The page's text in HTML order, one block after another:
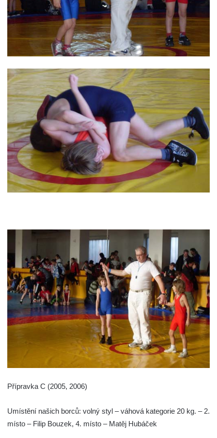
Přípravka C (2005, 2006)
Umístění našich borců: volný styl – váhová kategorie 20 kg. – 2.
místo – Filip Bouzek, 4. místo – Matěj Hubáček